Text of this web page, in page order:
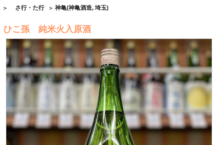
> さ行・た行 > 神亀(神亀酒造, 埼玉)
ひこ孫 純米火入原酒